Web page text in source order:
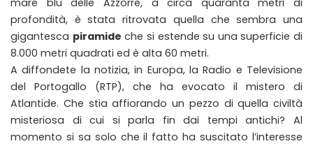
mare blu delle Azzorre, a circa quaranta metri di
profondità, è stata ritrovata quella che sembra una
gigantesca piramide che si estende su una superficie di
8.000 metri quadrati ed è alta 60 metri.
A diffondete la notizia, in Europa, la Radio e Televisione
del Portogallo (RTP), che ha evocato il mistero di
Atlantide. Che stia affiorando un pezzo di quella civiltà
misteriosa di cui si parla fin dai tempi antichi? Al
momento si sa solo che il fatto ha suscitato l’interesse